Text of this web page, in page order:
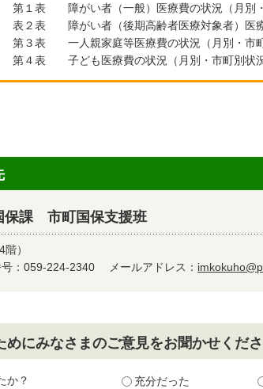
表 障がい者（一般）医療費の状況（月別
表 障がい者（後期高齢者医療対象者）医療
表 一人親家庭等医療費の状況（月別・市
表 子ども医療費の状況（月別・市町別状
課 市町国保支援班
）
号：059-224-2340 メールアドレス：
めにみなさまのご意見をお聞かせくだ
か？ 充分だった